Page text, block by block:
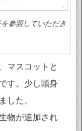
参照していただき
マスコットと
す。少し頭身
した。
物が追加され